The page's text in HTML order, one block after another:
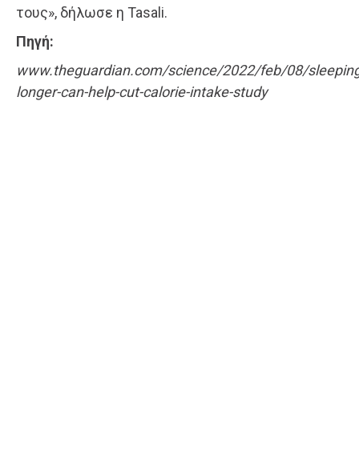
τους», δήλωσε η Tasali.
Πηγή:
www.theguardian.com/science/2022/feb/08/
longer-can-help-cut-calorie-intake-study